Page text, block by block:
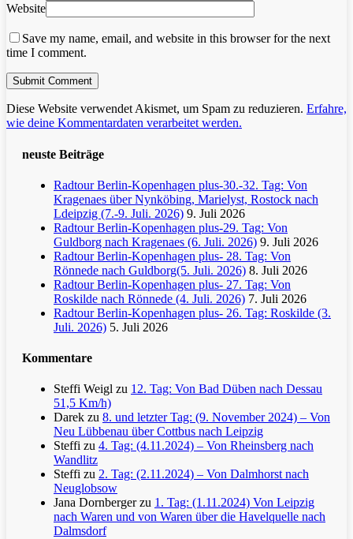
Website
Save my name, email, and website in this browser for the next
time I comment.
Diese Website verwendet Akismet, um Spam zu reduzieren. Erfahre,
wie deine Kommentardaten verarbeitet werden.
neuste Beiträge
Radtour Berlin-Kopenhagen plus-30.-32. Tag: Von
Kragenaes über Nynköbing, Marielyst, Rostock nach
Ldeipzig (7.-9. Juli. 2026) 9. Juli 2026
Radtour Berlin-Kopenhagen plus-29. Tag: Von
Guldborg nach Kragenaes (6. Juli. 2026) 9. Juli 2026
Radtour Berlin-Kopenhagen plus- 28. Tag: Von
Rönnede nach Guldborg(5. Juli. 2026) 8. Juli 2026
Radtour Berlin-Kopenhagen plus- 27. Tag: Von
Roskilde nach Rönnede (4. Juli. 2026) 7. Juli 2026
Radtour Berlin-Kopenhagen plus- 26. Tag: Roskilde (3.
Juli. 2026) 5. Juli 2026
Kommentare
Steffi Weigl zu 12. Tag: Von Bad Düben nach Dessau
51,5 Km/h)
Darek zu 8. und letzter Tag: (9. November 2024) – Von
Neu Lübbenau über Cottbus nach Leipzig
Steffi zu 4. Tag: (4.11.2024) – Von Rheinsberg nach
Wandlitz
Steffi zu 2. Tag: (2.11.2024) – Von Dalmhorst nach
Neuglobsow
Jana Dornbergerzu 1. Tag: (1.11.2024) Von Leipzig
nach Waren und von Waren über die Havelquelle nach
Dalmsdorf